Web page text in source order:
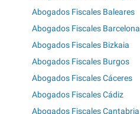
Abogados Fiscales Baleares
Abogados Fiscales Barcelona
Abogados Fiscales Bizkaia
Abogados Fiscales Burgos
Abogados Fiscales Cáceres
Abogados Fiscales Cádiz
Abogados Fiscales Cantabria